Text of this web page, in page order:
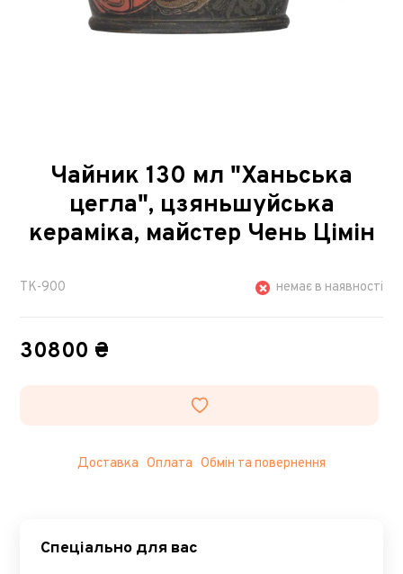
Чайник 130 мл "Ханьська
цегла", цзяньшуйська
кераміка, майстер Чень Цімін
TK-900 немає в наявності
30800 ₴
Доставка Оплата Обмін та повернення
Спеціально для вас